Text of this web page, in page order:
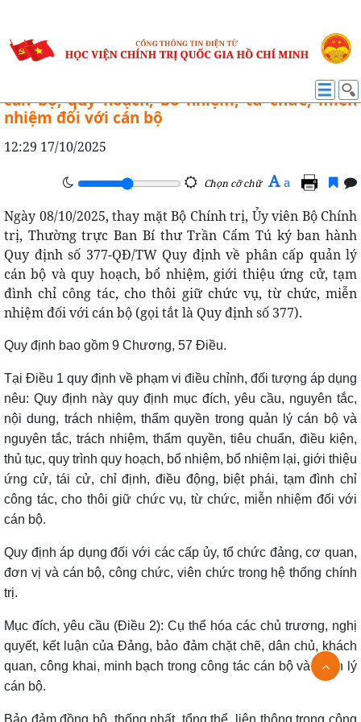
VĂN BẢN MỚI
Quy định số 377-QĐ/TW về phân cấp quản lý
cán bộ, quy hoạch, bổ nhiệm, từ chức, miễn
nhiệm đối với cán bộ
12:29 17/10/2025
Chọn cỡ chữ A a
Ngày 08/10/2025, thay mặt Bộ Chính trị, Ủy viên Bộ Chính
trị, Thường trực Ban Bí thư Trần Cẩm Tú ký ban hành
Quy định số 377-QĐ/TW Quy định về phân cấp quản lý
cán bộ và quy hoạch, bổ nhiệm, giới thiệu ứng cử, tạm
đình chỉ công tác, cho thôi giữ chức vụ, từ chức, miễn
nhiệm đối với cán bộ (gọi tắt là Quy định số 377).
Quy định bao gồm 9 Chương, 57 Điều.
Tại Điều 1 quy định về phạm vi điều chỉnh, đối tượng áp dụng
nêu: Quy định này quy định mục đích, yêu cầu, nguyên tắc,
nội dung, trách nhiệm, thẩm quyền trong quản lý cán bộ và
nguyên tắc, trách nhiệm, thẩm quyền, tiêu chuẩn, điều kiện,
thủ tục, quy trình quy hoạch, bổ nhiệm, bổ nhiệm lại, giới thiệu
ứng cử, tái cử, chỉ định, điều động, biệt phái, tạm đình chỉ
công tác, cho thôi giữ chức vụ, từ chức, miễn nhiệm đối với
cán bộ.
Quy định áp dụng đối với các cấp ủy, tổ chức đảng, cơ quan,
đơn vị và cán bộ, công chức, viên chức trong hệ thống chính
trị.
Mục đích, yêu cầu (Điều 2): Cụ thể hóa các chủ trương, nghị
quyết, kết luận của Đảng, bảo đảm chặt chẽ, dân chủ, khách
quan, công khai, minh bạch trong công tác cán bộ và quản lý
cán bộ.
Bảo đảm đồng bộ, thống nhất, tổng thể, liên thông trong công